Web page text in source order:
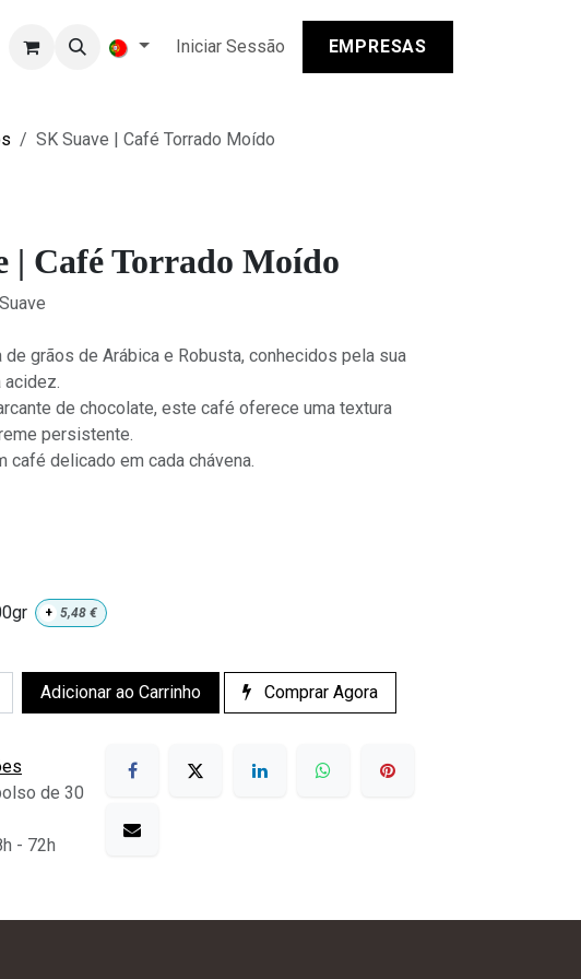
Iniciar Sessão EMPRESAS
SK Suave | Café Torrado Moído
| Café Torrado Moído
de grãos de Arábica e Robusta, conhecidos pela sua
acidez.
de chocolate, este café oferece uma textura
persistente.
café delicado em cada chávena.
+ 5,48 €
Adicionar ao Carrinho Comprar Agora
de 30
- 72h